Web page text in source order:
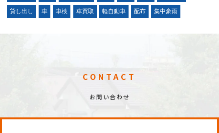
貸し出し 車 車検 車買取 軽自動車 配布 集中豪雨
CONTACT
お問い合わせ